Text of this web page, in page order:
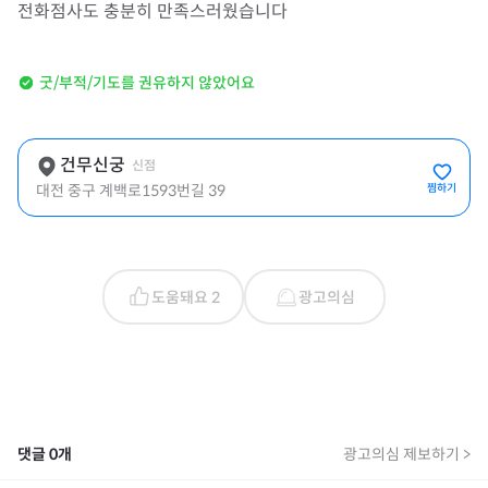
전화점사도 충분히 만족스러웠습니다
굿/부적/기도를 권유하지 않았어요
건무신궁 신점
대전 중구 계백로1593번길 39 찜하기
도움돼요 2 광고의심
댓글0개 광고의심 제보하기 >